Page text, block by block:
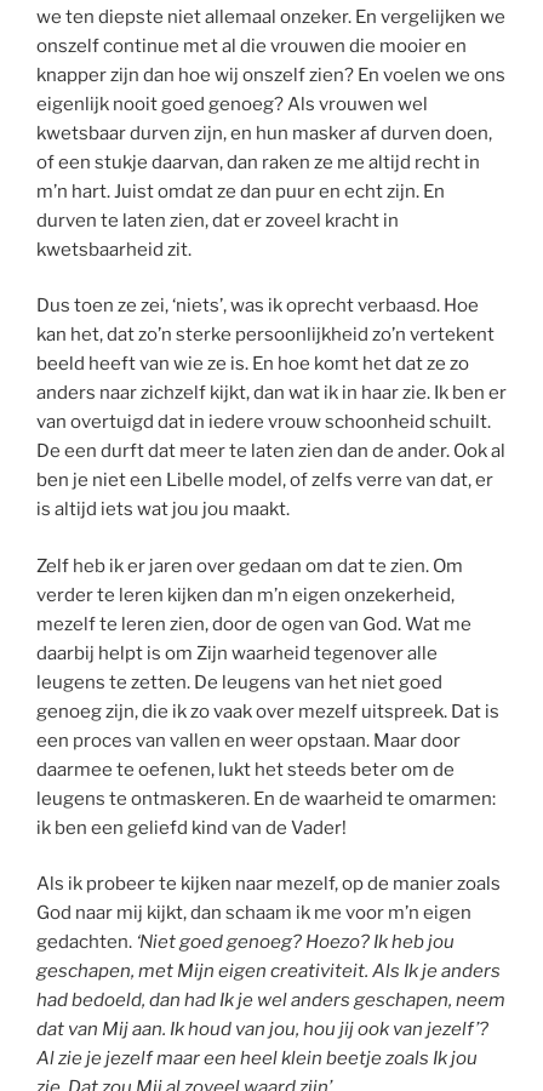
we ten diepste niet allemaal onzeker. En vergelijken we
onszelf continue met al die vrouwen die mooier en
knapper zijn dan hoe wij onszelf zien? En voelen we ons
eigenlijk nooit goed genoeg? Als vrouwen wel
kwetsbaar durven zijn, en hun masker af durven doen,
of een stukje daarvan, dan raken ze me altijd recht in
m’n hart. Juist omdat ze dan puur en echt zijn. En
durven te laten zien, dat er zoveel kracht in
kwetsbaarheid zit.
Dus toen ze zei, ‘niets’, was ik oprecht verbaasd. Hoe
kan het, dat zo’n sterke persoonlijkheid zo’n vertekent
beeld heeft van wie ze is. En hoe komt het dat ze zo
anders naar zichzelf kijkt, dan wat ik in haar zie. Ik ben er
van overtuigd dat in iedere vrouw schoonheid schuilt.
De een durft dat meer te laten zien dan de ander. Ook al
ben je niet een Libelle model, of zelfs verre van dat, er
is altijd iets wat jou jou maakt.
Zelf heb ik er jaren over gedaan om dat te zien. Om
verder te leren kijken dan m’n eigen onzekerheid,
mezelf te leren zien, door de ogen van God. Wat me
daarbij helpt is om Zijn waarheid tegenover alle
leugens te zetten. De leugens van het niet goed
genoeg zijn, die ik zo vaak over mezelf uitspreek. Dat is
een proces van vallen en weer opstaan. Maar door
daarmee te oefenen, lukt het steeds beter om de
leugens te ontmaskeren. En de waarheid te omarmen:
ik ben een geliefd kind van de Vader!
Als ik probeer te kijken naar mezelf, op de manier zoals
God naar mij kijkt, dan schaam ik me voor m’n eigen
gedachten. ‘Niet goed genoeg? Hoezo? Ik heb jou
geschapen, met Mijn eigen creativiteit. Als Ik je anders
had bedoeld, dan had Ik je wel anders geschapen, neem
dat van Mij aan. Ik houd van jou, hou jij ook van jezelf’?
Al zie je jezelf maar een heel klein beetje zoals Ik jou